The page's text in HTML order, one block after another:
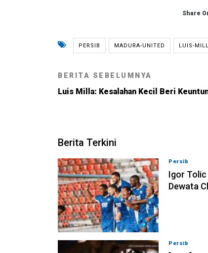
Share
PERSIB MADURA-UNITED LUIS-
BERITA SEBELUMNYA
Luis Milla: Kesalahan Kecil Beri
Berita Terkini
Persib
Igor Tolic
Dewata
Persib